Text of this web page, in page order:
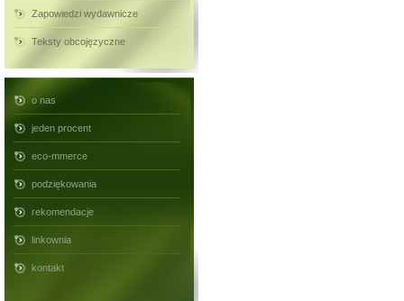
Zapowiedzi wydawnicze
Teksty obcojęzyczne
o nas
jeden procent
eco-mmerce
podziękowania
rekomendacje
linkownia
kontakt